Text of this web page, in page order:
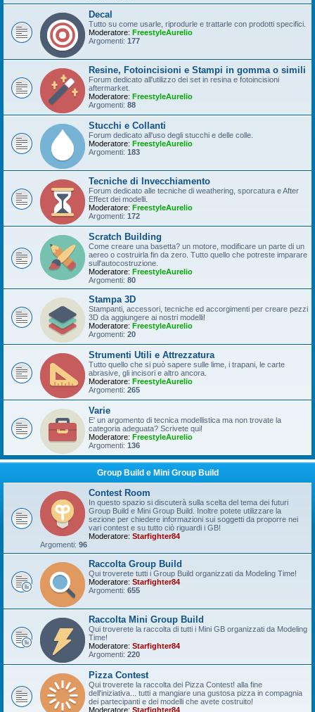
Decal
Tutto su come usarle, riprodurle e trattarle con prodotti specifici.
Moderatore: FreestyleAurelio
Argomenti: 177
Resine, Fotoincisioni e Stampi in gomma o simili
Forum dedicato all'utilizzo dei set in resina e fotoincisioni
aftermarket.
Moderatore: FreestyleAurelio
Argomenti: 88
Stucchi e Collanti
Forum dedicato all'uso degli stucchi e delle colle.
Moderatore: FreestyleAurelio
Argomenti: 183
Tecniche di Invecchiamento
Forum dedicato alle tecniche di weathering, sporcatura e After
Effect dei modelli.
Moderatore: FreestyleAurelio
Argomenti: 172
Scratch Building
Come creare una basetta? un motore, modificare un parte di un
aereo o costruirla fin da zero. Tutto quello che potreste imparare
sull'autocostruzione.
Moderatore: FreestyleAurelio
Argomenti: 80
Stampa 3D
Stampanti, accessori, tecniche ed accorgimenti per creare pezzi
3D da aggiungere ai nostri modelli!
Moderatore: FreestyleAurelio
Argomenti: 20
Strumenti Utili e Attrezzatura
Tutto quello che si può sapere sulle lime, i trapani, le carte
abrasive, gli incisori e altro ancora.
Moderatore: FreestyleAurelio
Argomenti: 265
Varie
E' un argomento di tecnica modellistica ma non trovate la
categoria adeguata? Scrivete qui!
Moderatore: FreestyleAurelio
Argomenti: 136
Group Build e Mini Group Build
Contest Room
In questo spazio si discuterà sulla scelta del tema dei futuri
Group Build e Mini Group Build. Inoltre potete utilizzare la
sezione per chiedere informazioni sui soggetti da proporre nei
vari contest e su tutto ciò riguardi i GB!
Moderatore: Starfighter84
Argomenti: 96
Raccolta Group Build
Qui troverete tutti i Group Build organizzati da Modeling Time!
Moderatore: Starfighter84
Argomenti: 655
Raccolta Mini Group Build
Qui troverete la raccolta di tutti i Mini GB organizzati da Modeling
Time!
Moderatore: Starfighter84
Argomenti: 220
Pizza Contest
Qui troverete la raccolta dei Pizza Contest! alla fine
dell'iniziativa... tutti a mangiare una gustosa pizza in compagnia
dei partecipanti e dei modelli che avete costruito!
Moderatore: Starfighter84